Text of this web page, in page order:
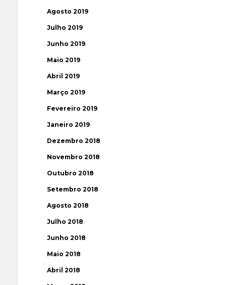
Agosto 2019
Julho 2019
Junho 2019
Maio 2019
Abril 2019
Março 2019
Fevereiro 2019
Janeiro 2019
Dezembro 2018
Novembro 2018
Outubro 2018
Setembro 2018
Agosto 2018
Julho 2018
Junho 2018
Maio 2018
Abril 2018